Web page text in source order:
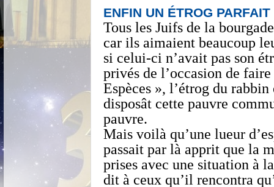
ENFIN UN ÉTROG PARFAIT
Tous les Juifs de la
car ils aimaient beaucoup
si celui-ci n’avait pas son
privés de l’occasion de
Espèces », l’étrog du
disposât cette pauvre
pauvre.
Mais voilà qu’une lueur
passait par là apprit que la
prises avec une situation à
dit à ceux qu’il rencontra